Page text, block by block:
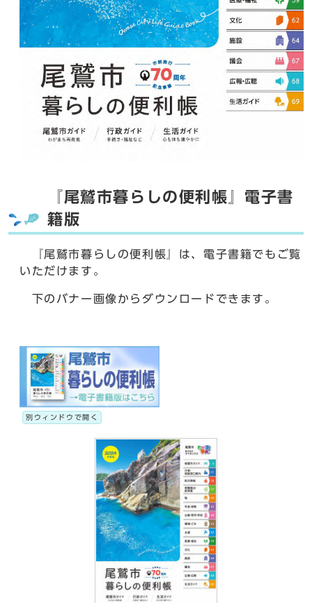
『尾鷲市暮らしの便利帳』電子書
籍版
『尾鷲市暮らしの便利帳』は、電子書籍でもご覧
いただけます。
下のバナー画像からダウンロードできます。
別ウィンドウで開く